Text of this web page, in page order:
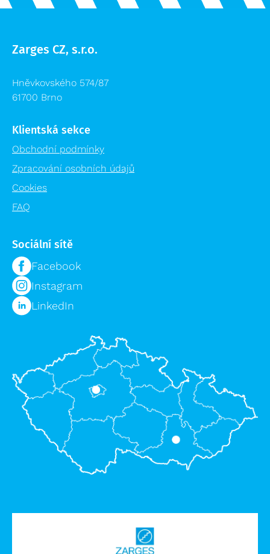
Zarges CZ, s.r.o.
Hněvkovského 574/87
61700 Brno
Klientská sekce
Obchodní podmínky
Zpracování osobních údajů
Cookies
FAQ
Sociální sítě
Facebook
Instagram
LinkedIn